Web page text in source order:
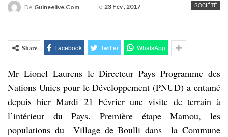
SOCIÉTÉ
De Guineelive.com le 23 Fév , 2017
Share Facebook Twitter WhatsApp
Mr Lionel Laurens le Directeur Pays Programme des
Nations Unies pour le Développement (PNUD) a entamé
depuis hier Mardi 21 Février une visite de terrain à
l’intérieur du Pays. Première étape Mamou, les
populations du Village de Boulli dans la Commune